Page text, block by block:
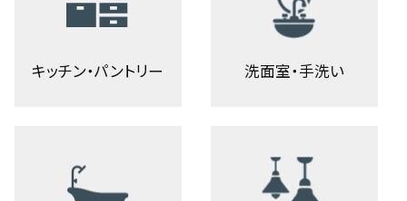
キッチン・パントリー 洗面室・手洗い